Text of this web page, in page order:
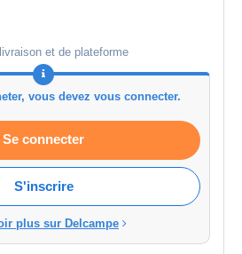
et de plateforme
vous devez vous connecter.
Se connecter
S'inscrire
plus sur Delcampe